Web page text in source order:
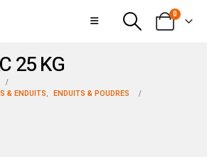
0
25 KG
& ENDUITS, ENDUITS & POUDRES